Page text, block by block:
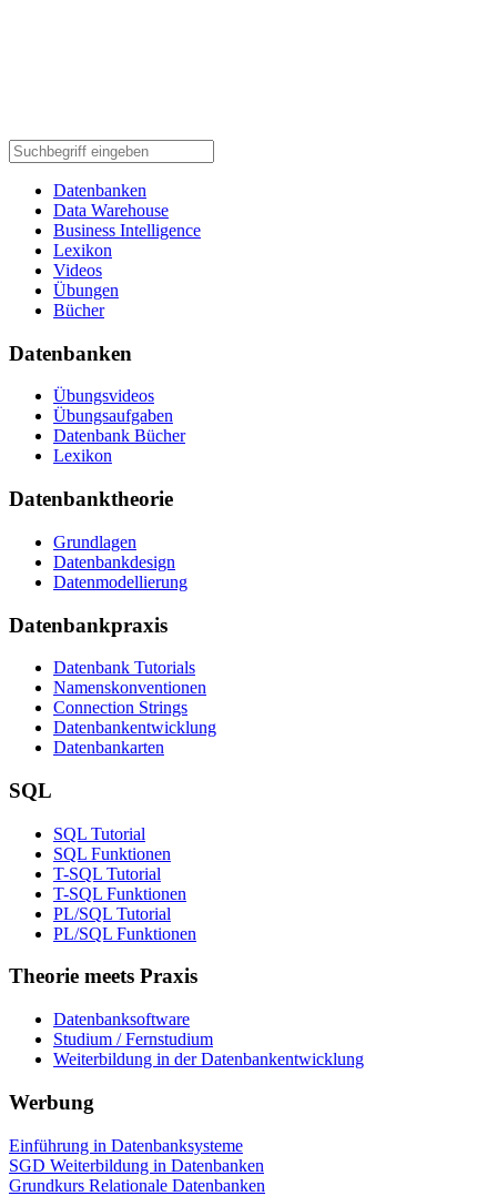
Datenbanken
Data Warehouse
Business Intelligence
Lexikon
Videos
Übungen
Bücher
Datenbanken
Übungsvideos
Übungsaufgaben
Datenbank Bücher
Lexikon
Datenbanktheorie
Grundlagen
Datenbankdesign
Datenmodellierung
Datenbankpraxis
Datenbank Tutorials
Namenskonventionen
Connection Strings
Datenbankentwicklung
Datenbankarten
SQL
SQL Tutorial
SQL Funktionen
T-SQL Tutorial
T-SQL Funktionen
PL/SQL Tutorial
PL/SQL Funktionen
Theorie meets Praxis
Datenbanksoftware
Studium / Fernstudium
Weiterbildung in der Datenbankentwicklung
Werbung
Einführung in Datenbanksysteme
SGD Weiterbildung in Datenbanken
Grundkurs Relationale Datenbanken